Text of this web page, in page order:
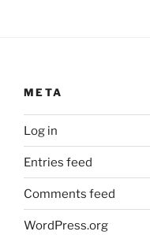
META
Log in
Entries feed
Comments feed
WordPress.org